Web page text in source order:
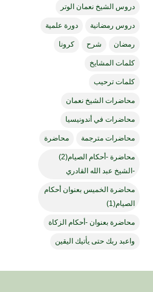
دروس الشيخ نعمان الوتر
دروس رمضانية دورة علمية
رمضان شرح كرونا
كلمات المشايخ
كلمات ترحيب
محاضرات الشيخ نعمان
محاضرات في أندونيسيا
محاضرات مترجمة محاضرة
محاضرة -أحكام الصيام(2)
-الشيخ عبد الله القادري
محاضرة الخميس بعنوان أحكام
الصيام(1)
محاضرة بعنوان -أحكام الزكاة
واعبد ربك حتى يأتيك اليقين